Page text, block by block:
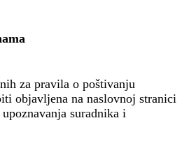
za pravila o poštivanju
objavljena na naslovnoj stranici
suradnika i